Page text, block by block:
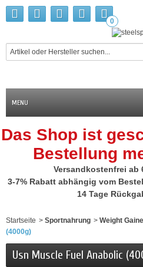
0
MENU
Das Shop ist
Bestellung
Versandkostenfrei ab
3-7% Rabatt abhängig vom
14 Tage
Startseite > Sportnahrung > Weight
(4000g)
Usn Muscle Fuel Anabolic